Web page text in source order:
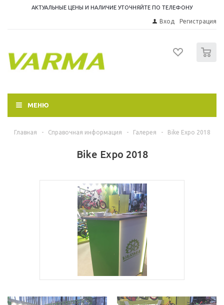
АКТУАЛЬНЫЕ ЦЕНЫ И НАЛИЧИЕ УТОЧНЯЙТЕ ПО ТЕЛЕФОНУ
Вход Регистрация
МЕНЮ
Главная - Справочная информация - Галерея - Bike Expo 2018
Bike Expo 2018